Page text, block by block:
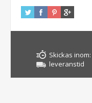
Skickas inom:
leveranstid